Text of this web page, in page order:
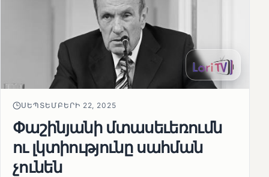
ՍԵՊՏԵՄԲԵՐԻ 22, 2025
Փաշինյանի մտասեւեռումն
ու լկտիությունը սահման
չունեն